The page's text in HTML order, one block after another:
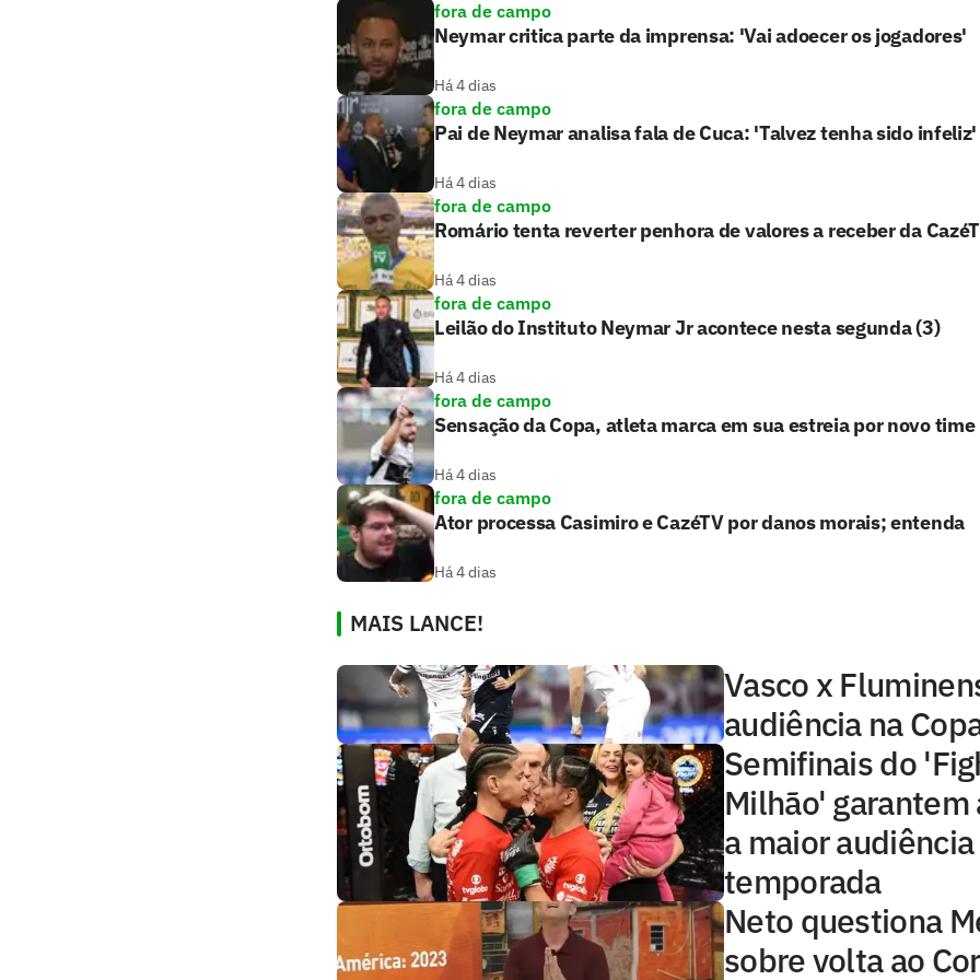
fora de campo
Neymar critica parte da imprensa: 'Vai adoecer os jogadores'
Há 4 dias
fora de campo
Pai de Neymar analisa fala de Cuca: 'Talvez tenha sido infeliz'
Há 4 dias
fora de campo
Romário tenta reverter penhora de valores a receber da
Há 4 dias
fora de campo
Leilão do Instituto Neymar Jr acontece nesta segunda (3)
Há 4 dias
fora de campo
Sensação da Copa, atleta marca em sua estreia por novo time
Há 4 dias
fora de campo
Ator processa Casimiro e CazéTV por danos morais; entenda
Há 4 dias
MAIS LANCE!
Vasco x
audiência na
Semifinais do
Milhão' garantem
a maior
temporada
Neto questiona
sobre volta ao